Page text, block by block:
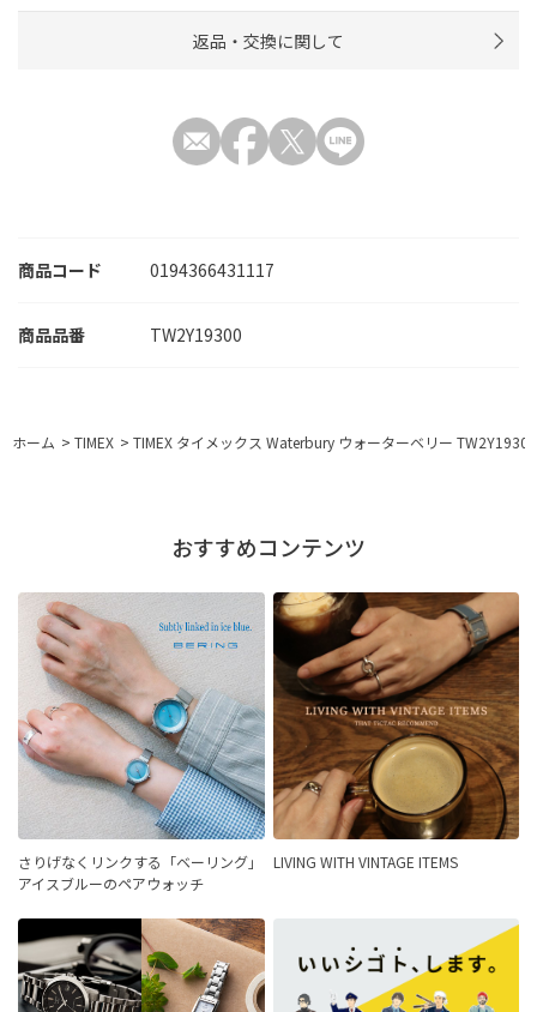
商品コード 0194366431117
TW2Y19300
返品・交換に関して
ホーム > TIMEX > TIMEX タイメックス Waterbury ウォーターベリー
おすすめコンテンツ
さりげなくリンクする「ベーリング」
アイスブルーのペアウォッチ
LIVING WITH VINTAGE ITEMS